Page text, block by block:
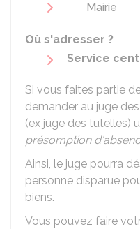
Mairie
Où s'adresser ?
Service
Si vous faites partie
demander au juge
(ex juge des tutelles)
présomption
Ainsi, le juge pourra
personne disparue
biens.
Vous pouvez faire